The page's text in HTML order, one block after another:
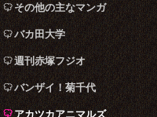
その他の主なマンガ
バカ田大学
週刊赤塚フジオ
バンザイ！菊千代
アカツカアニマルズ